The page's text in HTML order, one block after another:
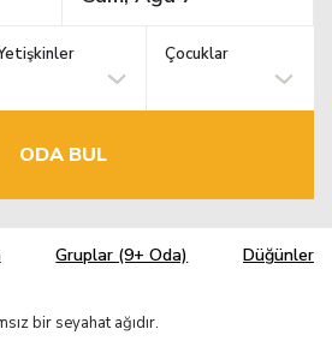
Çocuklar
ODA BUL
Gruplar (9+ Oda) Düğünler
bir seyahat ağıdır.